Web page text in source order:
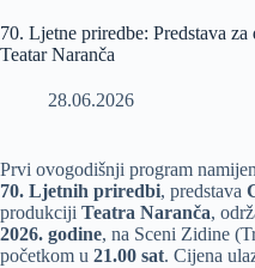
70. Ljetne priredbe: Predstava
Teatar Naranča
28.06.2026
Prvi ovogodišnji program
70. Ljetnih priredbi, predstava
produkciji Teatra Naranča,
2026. godine, na Sceni Zidine
početkom u 21.00 sat. Cijena